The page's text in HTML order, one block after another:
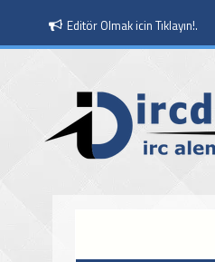
Editör Olmak icin Tıklayın!.
Moderatör Olmak icin Tıklayın!.